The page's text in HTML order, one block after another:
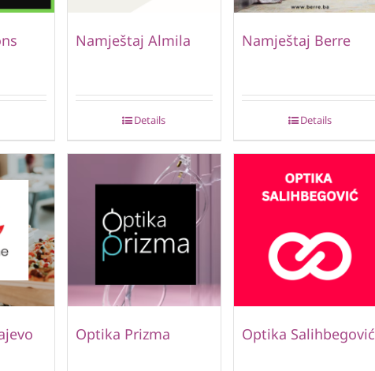
Namještaj Almila
Details
Namještaj Berre
Details
Optika Prizma Optika Salihbegović